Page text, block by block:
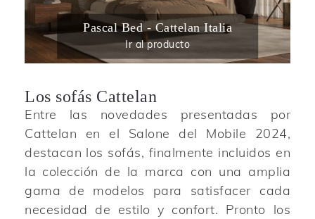
Pascal Bed - Cattelan Italia
Ir al producto
Los sofás Cattelan
Entre las novedades presentadas por
Cattelan en el Salone del Mobile 2024,
destacan los sofás, finalmente incluidos en
la colección de la marca con una amplia
gama de modelos para satisfacer cada
necesidad de estilo y confort. Pronto los